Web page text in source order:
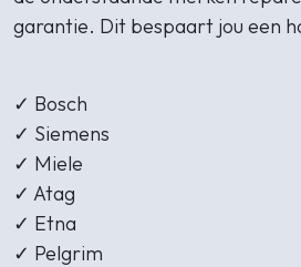
garantie. Dit bespaart jou een
✓ Bosch
✓ Siemens
✓ Miele
✓ Atag
✓ Etna
✓ Pelgrim